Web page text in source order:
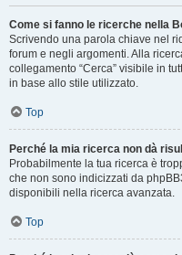
Come si fanno le ricerche nella
Scrivendo una parola chiave nel
forum e negli argomenti. Alla
collegamento “Cerca” visibile in
in base allo stile utilizzato.
Top
Perché la mia ricerca non dà
Probabilmente la tua ricerca è
che non sono indicizzati da
disponibili nella ricerca avanzata.
Top